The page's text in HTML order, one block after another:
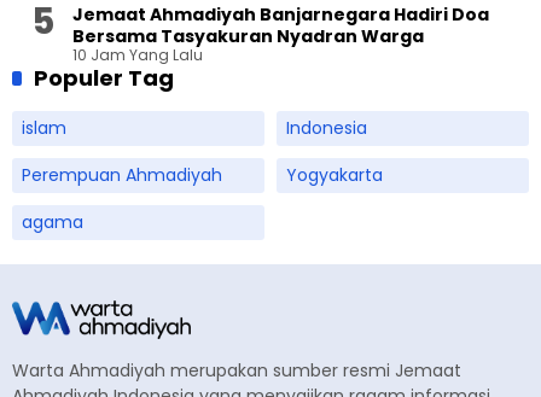
Jemaat Ahmadiyah Banjarnegara Hadiri Doa
Bersama Tasyakuran Nyadran Warga
10 Jam Yang Lalu
Populer Tag
islam
Indonesia
Perempuan Ahmadiyah
Yogyakarta
agama
Warta Ahmadiyah merupakan sumber resmi Jemaat